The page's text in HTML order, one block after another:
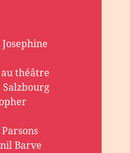
théâtre
Barve